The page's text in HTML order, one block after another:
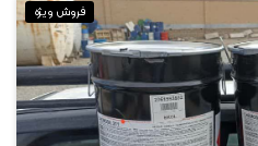
فروش ویژه